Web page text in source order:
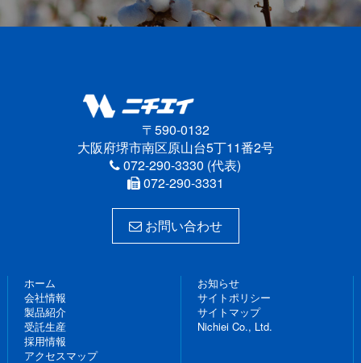
〒590-0132
大阪府堺市南区原山台5丁11番2号
072-290-3330 (代表)
072-290-3331
お問い合わせ
ホーム
会社情報
製品紹介
受託生産
採用情報
アクセスマップ
お知らせ
サイトポリシー
サイトマップ
Nichiei Co., Ltd.